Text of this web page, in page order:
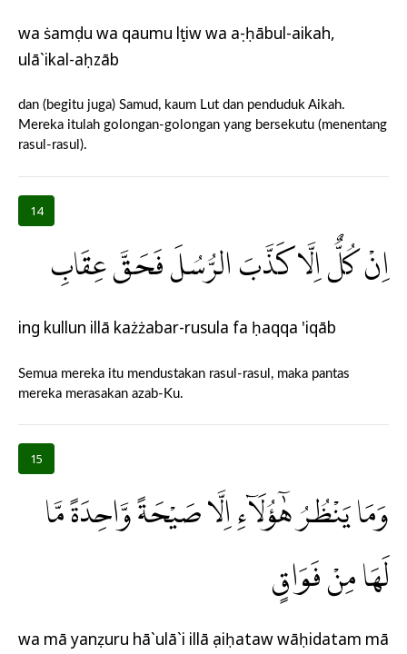
wa ṡamụdu wa qaumu lụṭiw wa aṣ-ḥābul-aikah,
ulā`ikal-aḥzāb
dan (begitu juga) Samud, kaum Lut dan penduduk Aikah.
Mereka itulah golongan-golongan yang bersekutu (menentang
rasul-rasul).
14
اِنْ كُلٌّ اِلَّا كَذَّبَ الرُّسُلَ فَحَقَّ عِقَابِ
ing kullun illā każżabar-rusula fa ḥaqqa 'iqāb
Semua mereka itu mendustakan rasul-rasul, maka pantas
mereka merasakan azab-Ku.
15
وَمَا يَنْظُرُ هٰٓؤُلَاۤءِ اِلَّا صَيْحَةً وَّاحِدَةً مَّا
لَهَا مِنْ فَوَاقٍ
wa mā yanẓuru hā`ulā`i illā ṣaiḥataw wāḥidatam mā